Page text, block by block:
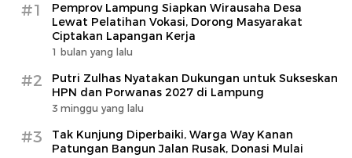
#1
Pemprov Lampung Siapkan Wirausaha Desa
Lewat Pelatihan Vokasi, Dorong Masyarakat
Ciptakan Lapangan Kerja
1 bulan yang lalu
#2
Putri Zulhas Nyatakan Dukungan untuk Sukseskan
HPN dan Porwanas 2027 di Lampung
3 minggu yang lalu
#3
Tak Kunjung Diperbaiki, Warga Way Kanan
Patungan Bangun Jalan Rusak, Donasi Mulai